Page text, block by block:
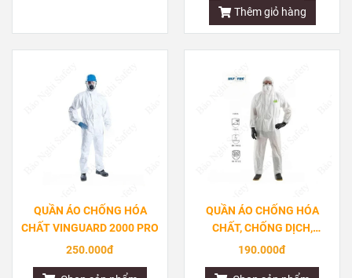
Thêm giỏ hàng
QUẦN ÁO CHỐNG HÓA
CHẤT VINGUARD 2000 PRO
250.000đ
QUẦN ÁO CHỐNG HÓA
CHẤT, CHỐNG DỊCH,
CHỐNG TĨNH ĐIỆN ULTITEC
190.000đ